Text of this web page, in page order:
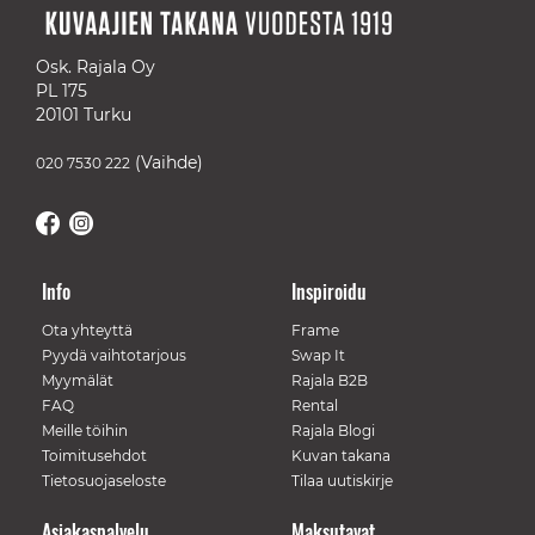
Osk. Rajala Oy
PL 175
20101 Turku
020 7530 222 (Vaihde)
Info
Ota yhteyttä
Pyydä vaihtotarjous
Myymälät
FAQ
Meille töihin
Toimitusehdot
Tietosuojaseloste
Inspiroidu
Frame
Swap It
Rajala B2B
Rental
Rajala Blogi
Kuvan takana
Tilaa uutiskirje